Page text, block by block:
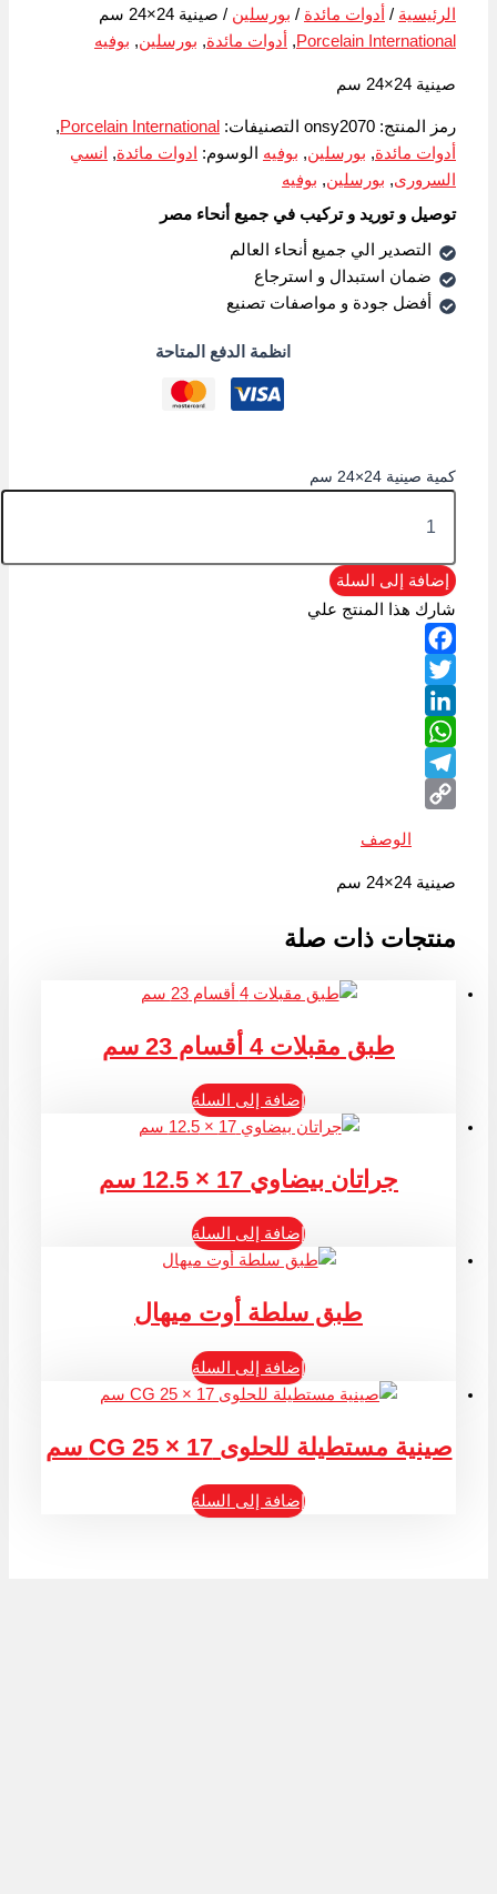
الرئيسية / أدوات مائدة / بورسلين / صينية 24×24 سم
Porcelain International
, أدوات مائدة, بورسلين, بوفيه
صينية 24×24 سم
رمز المنتج:onsy2070 التصنيفات: Porcelain International
,
أدوات مائدة, بورسلين, بوفيه الوسوم: ادوات مائدة,
انسي
السرورى, بورسلين, بوفيه
توصيل و توريد و تركيب في جميع أنحاء مصر
التصدير الي جميع أنحاء العالم
ضمان استبدال و استرجاع
أفضل جودة و مواصفات تصنيع
انظمة الدفع المتاحة
كمية صينية 24×24 سم
إضافة إلى السلة
شارك هذا المنتج علي
Facebook
Twitter
LinkedIn
WhatsApp
Telegram
الوصف
صينية 24×24 سم
منتجات ذات صلة
طبق مقبلات 4 أقسام 23 سم
إضافة إلى السلة
جراتان بيضاوي 17 × 12.5 سم
إضافة إلى السلة
طبق سلطة أوت ميهال
إضافة إلى السلة
صينية مستطيلة للحلوى CG 25 × 17 سم
إضافة إلى السلة